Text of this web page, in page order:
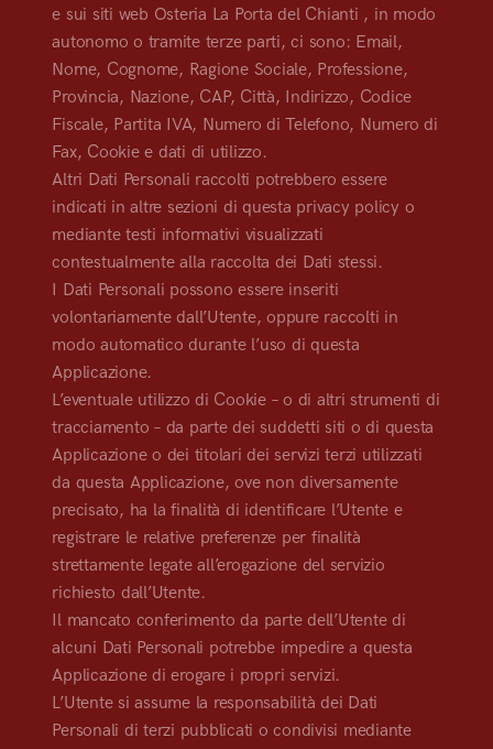
e sui siti web Osteria La Porta del Chianti , in modo
autonomo o tramite terze parti, ci sono: Email,
Nome, Cognome, Ragione Sociale, Professione,
Provincia, Nazione, CAP, Città, Indirizzo, Codice
Fiscale, Partita IVA, Numero di Telefono, Numero di
Fax, Cookie e dati di utilizzo.
Altri Dati Personali raccolti potrebbero essere
indicati in altre sezioni di questa privacy policy o
mediante testi informativi visualizzati
contestualmente alla raccolta dei Dati stessi.
I Dati Personali possono essere inseriti
volontariamente dall’Utente, oppure raccolti in
modo automatico durante l’uso di questa
Applicazione.
L’eventuale utilizzo di Cookie – o di altri strumenti di
tracciamento – da parte dei suddetti siti o di questa
Applicazione o dei titolari dei servizi terzi utilizzati
da questa Applicazione, ove non diversamente
precisato, ha la finalità di identificare l’Utente e
registrare le relative preferenze per finalità
strettamente legate all’erogazione del servizio
richiesto dall’Utente.
Il mancato conferimento da parte dell’Utente di
alcuni Dati Personali potrebbe impedire a questa
Applicazione di erogare i propri servizi.
L’Utente si assume la responsabilità dei Dati
Personali di terzi pubblicati o condivisi mediante